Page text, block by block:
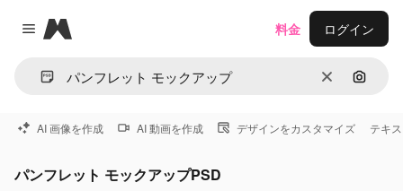
Close menu
Magnific
消去 画像で
料金 ログイン
AI 画像を作成 AI 動画を作成 デザインをカスタマイズ テキ
パンフレット モックアップPSD